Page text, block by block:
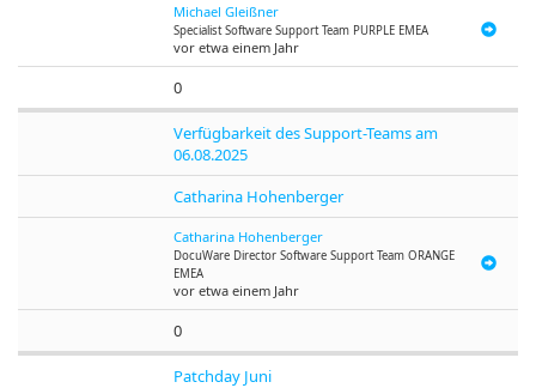
Michael Gleißner
Specialist Software Support Team PURPLE EMEA
vor etwa einem Jahr
0
Verfügbarkeit des Support-Teams am
06.08.2025
Catharina Hohenberger
Catharina Hohenberger
DocuWare Director Software Support Team ORANGE
EMEA
vor etwa einem Jahr
0
Patchday Juni